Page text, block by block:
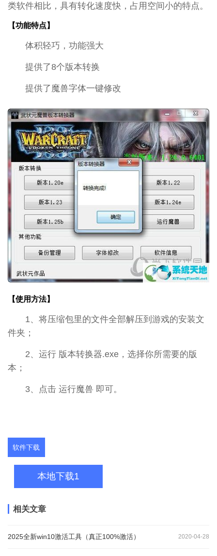
类软件相比，具有转化速度快，占用空间小的特点。
【功能特点】
体积轻巧，功能强大
提供了8个版本转换
提供了魔兽字体一键修改
【使用方法】
1、将压缩包里的文件全部解压到游戏的安装文
件夹；
2、运行 版本转换器.exe，选择你所需要的版
本；
3、点击 运行魔兽 即可。
软件下载
本地下载1
相关文章
2025全新win10激活工具（真正100%激活） 2020-04-28